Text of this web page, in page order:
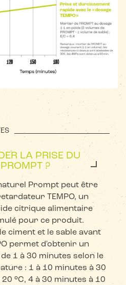
LA PRISE DU
?
Prompt peut être
TEMPO, un
citrique alimentaire
pour ce produit.
ciment et le sable avant
permet d'obtenir un
1 à 30 minutes selon le
: 1 à 10 minutes à 30
°C, 4 à 30 minutes à 10